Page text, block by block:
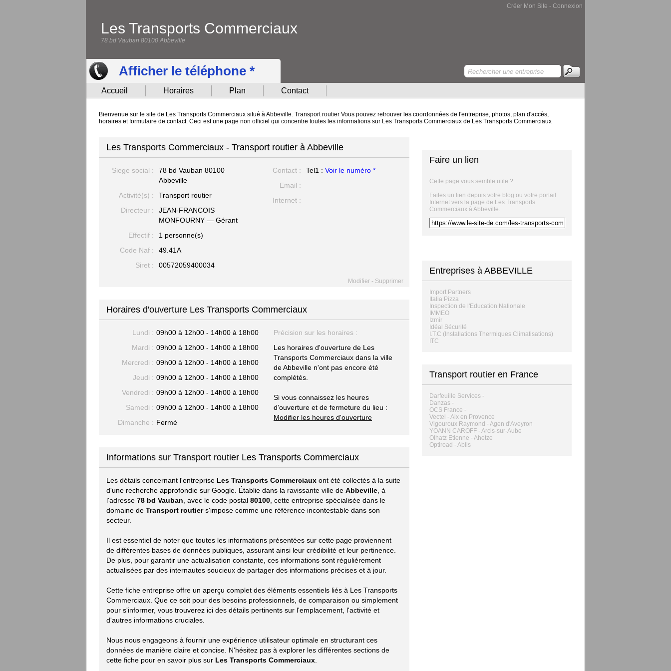
Créer Mon Site - Connexion
Les Transports Commerciaux
78 bd Vauban 80100 Abbeville
Afficher le téléphone *
Accueil Horaires Plan Contact
Bienvenue sur le site de Les Transports Commerciaux situé à Abbeville. Transport routier Vous pouvez retrouver les coordonnées de l'entreprise, photos, plan d'accès,
horaires et formulaire de contact. Ceci est une page non officiel qui concentre toutes les informations sur Les Transports Commerciaux de Les Transports Commerciaux
Les Transports Commerciaux - Transport routier à Abbeville
Siege social : 78 bd Vauban 80100
Abbeville
Activité(s) :
Transport routier
Directeur :
JEAN-FRANCOIS
MONFOURNY — Gérant
Effectif :
1 personne(s)
Code Naf :
49.41A
Siret :
00572059400034
Contact : Tel1 : Voir le numéro *
Email :
Internet :
Modifier - Supprimer
Horaires d'ouverture Les Transports Commerciaux
Lundi : 09h00 à 12h00 - 14h00 à 18h00
Mardi : 09h00 à 12h00 - 14h00 à 18h00
Mercredi : 09h00 à 12h00 - 14h00 à 18h00
Jeudi : 09h00 à 12h00 - 14h00 à 18h00
Vendredi : 09h00 à 12h00 - 14h00 à 18h00
Samedi : 09h00 à 12h00 - 14h00 à 18h00
Dimanche : Fermé
Précision sur les horaires :
Les horaires d'ouverture de Les
Transports Commerciaux dans la ville
de Abbeville n'ont pas encore été
complétés.
Si vous connaissez les heures
d'ouverture et de fermeture du lieu :
Modifier les heures d'ouverture
Informations sur Transport routier Les Transports Commerciaux
Les détails concernant l'entreprise Les Transports Commerciaux ont été collectés à la suite
d'une recherche approfondie sur Google. Établie dans la ravissante ville de Abbeville , à
l'adresse 78 bd Vauban , avec le code postal 80100 , cette entreprise spécialisée dans le
domaine de Transport routiers'impose comme une référence incontestable dans son
secteur.
Il est essentiel de noter que toutes les informations présentées sur cette page proviennent
de différentes bases de données publiques, assurant ainsi leur crédibilité et leur pertinence.
De plus, pour garantir une actualisation constante, ces informations sont régulièrement
actualisées par des internautes soucieux de partager des informations précises et à jour.
Cette fiche entreprise offre un aperçu complet des éléments essentiels liés à Les Transports
Commerciaux. Que ce soit pour des besoins professionnels, de comparaison ou simplement
pour s'informer, vous trouverez ici des détails pertinents sur l'emplacement, l'activité et
d'autres informations cruciales.
Nous nous engageons à fournir une expérience utilisateur optimale en structurant ces
données de manière claire et concise. N'hésitez pas à explorer les différentes sections de
cette fiche pour en savoir plus sur Les Transports Commerciaux
Faire un lien
Cette page vous semble utile ?
Faites un lien depuis votre blog ou votre portail
Internet vers la page de Les Transports
Commerciaux à Abbeville.
Entreprises à ABBEVILLE
Import Partners
Italia Pizza
Inspection de l'Education Nationale
IMMEO
Izmir
Idéal Sécurité
I.T.C (Installations Thermiques Climatisations)
ITC
Transport routier en France
Darfeuille Services -
Danzas -
OCS France -
Vectel - Aix en Provence
Vigouroux Raymond - Agen d'Aveyron
YOANN CAROFF - Arcis-sur-Aube
Olhatz Etienne - Ahetze
Optiroad - Ablis